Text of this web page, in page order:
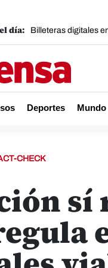
Billeteras digitales
Deportes Mundo
CHECK
sí